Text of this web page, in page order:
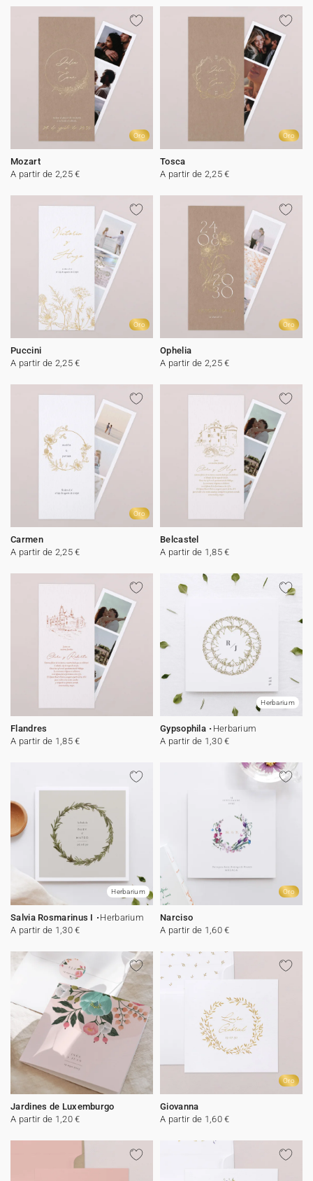
Oro
Mozart
A partir de 2,25 €
Oro
Tosca
A partir de 2,25 €
Oro
Puccini
A partir de 2,25 €
Oro
Ophelia
A partir de 2,25 €
Oro
Carmen
A partir de 2,25 €
Belcastel
A partir de 1,85 €
Flandres
A partir de 1,85 €
Herbarium
Gypsophila
Herbarium
A partir de 1,30 €
Herbarium
Salvia Rosmarinus I
Herbarium
A partir de 1,30 €
Oro
Narciso
A partir de 1,60 €
Jardines de Luxemburgo
A partir de 1,20 €
Oro
Giovanna
A partir de 1,60 €